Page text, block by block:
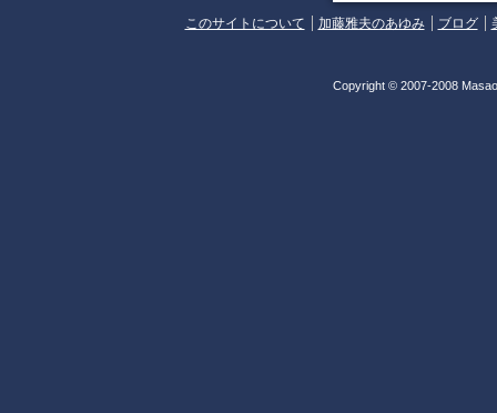
このサイトについて 加藤雅夫のあゆみ ブログ
Copyright © 2007-2008